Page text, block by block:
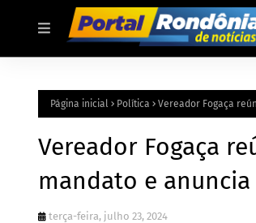
Página inicial Política Vereador Fogaça
Vereador Fogaça
mandato e
terça-feira, julho 23, 2024